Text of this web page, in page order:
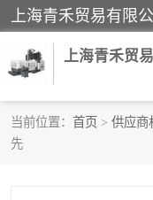
上海青禾贸
当前位置： 首页 > 供应商
先